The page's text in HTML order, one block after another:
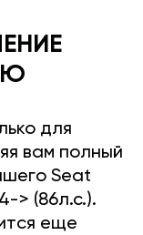
для
вам полный
Seat
> (86л.с.).
еще